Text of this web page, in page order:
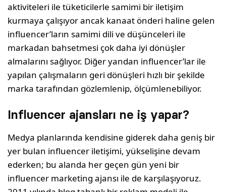
aktiviteleri ile tüketicilerle samimi bir iletişim
kurmaya çalışıyor ancak kanaat önderi haline gelen
influencer’ların samimi dili ve düşünceleri ile
markadan bahsetmesi çok daha iyi dönüşler
almalarını sağlıyor. Diğer yandan influencer’lar ile
yapılan çalışmaların geri dönüşleri hızlı bir şekilde
marka tarafından gözlemlenip, ölçümlenebiliyor.
Influencer ajansları ne iş yapar?
Medya planlarında kendisine giderek daha geniş bir
yer bulan influencer iletişimi, yükselişine devam
ederken; bu alanda her geçen gün yeni bir
influencer marketing ajansı ile de karşılaşıyoruz.